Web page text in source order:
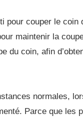
couper le coin
maintenir la
du coin, afin
normales,
Parce que